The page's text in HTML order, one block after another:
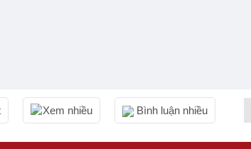
Xem nhiều Bình luận nhiều